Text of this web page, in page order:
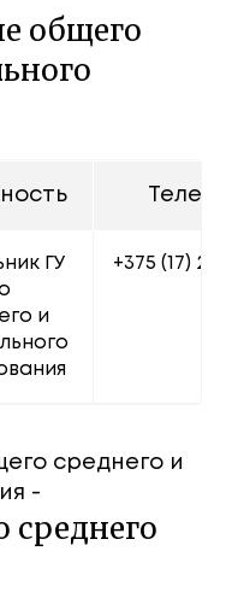
общего
ГУ
и
+375 (17)
среднего и
-
среднего